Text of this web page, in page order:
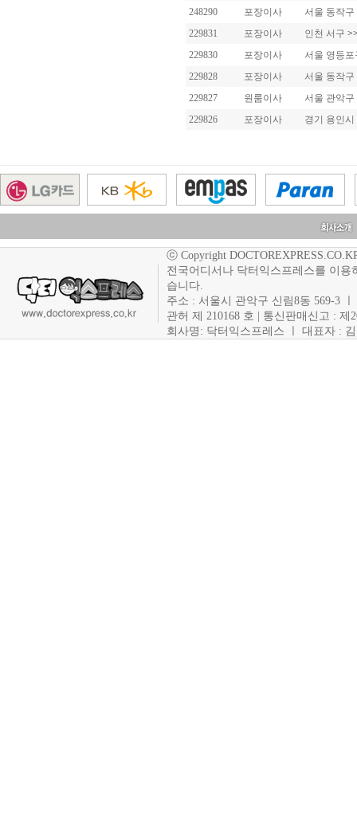
248290
포장이사
서울 동작구
229831
포장이사 인천 서구
229830
포장이사
서울 영등
229828
포장이사
서울 동작구
229827
원룸이사
서울 관악구
229826
포장이사 경기 용인시
ⓒ Copyright
전국어디서나 닥터익스프레스를 이
습니다.
주소 : 서울시 관악구 신림8동 569-3
관허 제 210168 호 | 통신판매신고 : 제
회사명: 닥터익스프레스 ㅣ 대표자 :